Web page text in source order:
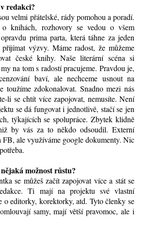
redakci?
velmi přátelské, rády pomohou a poradí.
o knihách, rozhovory se vedou o všem
prima parta, která táhne za jeden
výzvy. Máme radost, že můžeme
české knihy. Naše literární scéna si
na tom s radostí pracujeme. Pravdou je,
baví, ale nechceme usnout na
toužíme zdokonalovat. Snadno mezi nás
li se chtít více zapojovat, nemusíte. Není
se dá fungovat i jednotlivě, stačí se jen
týkajících se spolupráce. Zbytek klidně
by vás za to někdo odsoudil. Externí
FB, ale využíváme google dokumenty. Nic
možnost růstu?
se můžeš začít zapojovat více a stát se
Ti mají na projektu své vlastní
o editorky, korektorky, atd. Tyto členky se
samy, mají větší pravomoc, ale i